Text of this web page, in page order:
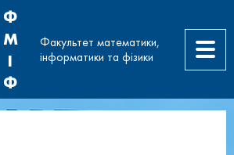
Ф
М
І
Ф
Факультет математики,
інформатики та фізики